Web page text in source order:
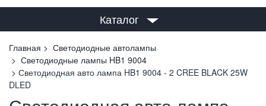
Каталог
Главная
Светодиодные автолампы
Светодиодные лампы HB1 9004
Светодиодная авто лампа HB1 9004 - 2 CREE BLACK 25W
DLED